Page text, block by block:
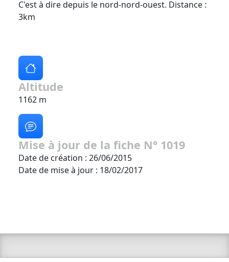
C'est à dire depuis le nord-nord-ouest. Distance :
3km
Altitude
1162 m
Mise à jour de la fiche N° 1019
Date de création : 26/06/2015
Date de mise à jour : 18/02/2017